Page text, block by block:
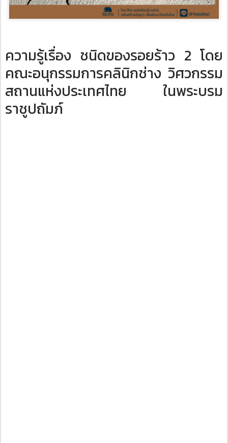
ความรู้เรื่อง ชนิดของรอยร้าว 2 ​โดย
คณะอนุกรรมการคลินิกช่าง วิศวกรรม
สถานแห่งประเทศไทย ในพระบรม
ราชูปถัมภ์